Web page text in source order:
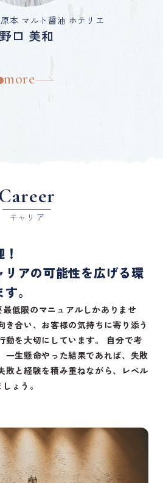
本 マルト醤油 ホテリエ
野口 美和
more
Career
キャリア
リアの可能性を広げる環
。
低限のマニュアルしかありませ
き合い、お客様の気持ちに寄り添う
動を大切にしています。
自分で考
一生懸命やった結果であれば、失敗
敗と経験を積み重ねながら、レベル
ょう。